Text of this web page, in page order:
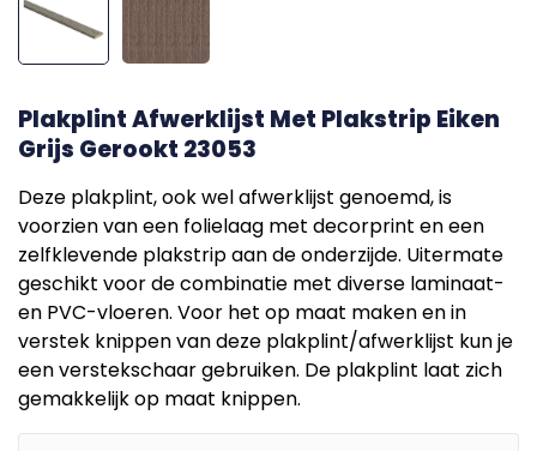
Plakplint Afwerklijst Met Plakstrip Eiken
Grijs Gerookt 23053
Deze plakplint, ook wel afwerklijst genoemd, is
voorzien van een folielaag met decorprint en een
zelfklevende plakstrip aan de onderzijde. Uitermate
geschikt voor de combinatie met diverse laminaat-
en PVC-vloeren. Voor het op maat maken en in
verstek knippen van deze plakplint/afwerklijst kun je
een verstekschaar gebruiken. De plakplint laat zich
gemakkelijk op maat knippen.